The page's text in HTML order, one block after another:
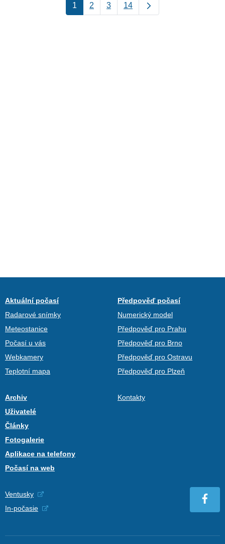
1 2 3 14
Aktuální počasí
Radarové snímky
Meteostanice
Počasí u vás
Webkamery
Teplotní mapa
Předpověď počasí
Numerický model
Předpověď pro Prahu
Předpověď pro Brno
Předpověď pro Ostravu
Předpověď pro Plzeň
Archiv
Uživatelé
Články
Fotogalerie
Aplikace na telefony
Počasí na web
Kontakty
Ventusky
In-počasie